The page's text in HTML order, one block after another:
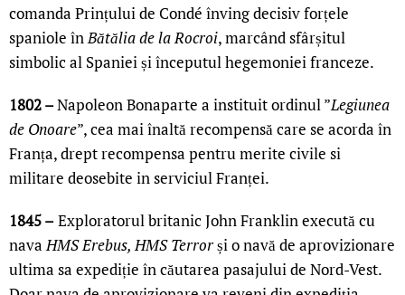
comanda Prințului de Condé înving decisiv forțele
spaniole înBătălia de la Rocroi, marcând sfârșitul
simbolic al Spaniei și începutul hegemoniei franceze.
1802 –Napoleon Bonaparte a instituit ordinul ”Legiunea
de Onoare”, cea mai înaltă recompensă care se acorda în
Franța, drept recompensa pentru merite civile si
militare deosebite in serviciul Franței.
1845 –Exploratorul britanic John Franklin execută cu
navaHMS Erebus, HMS Terrorși o navă de aprovizionare
ultima sa expediție în căutarea pasajului de Nord-Vest.